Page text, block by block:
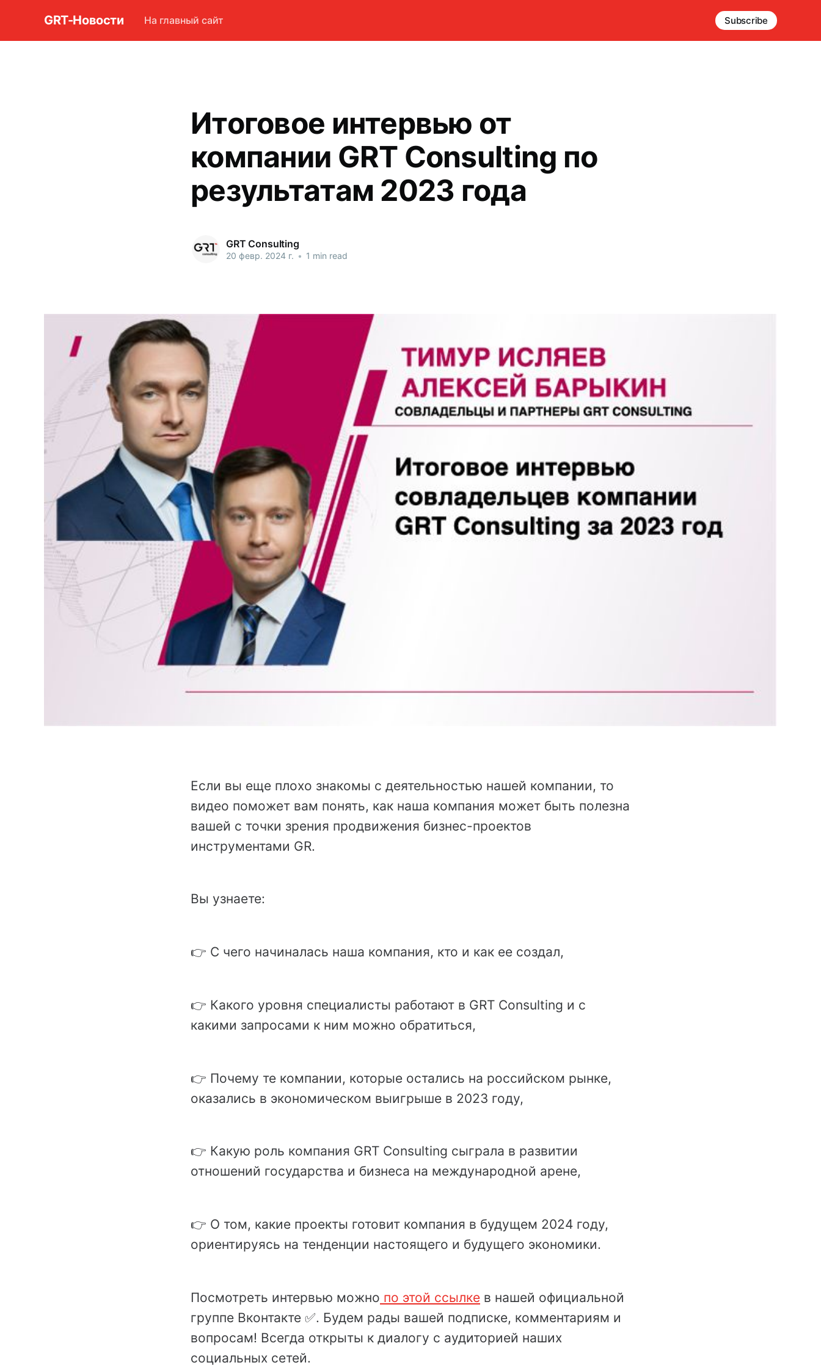
GRT-Новости На главный сайт Subscribe
Итоговое интервью от
компании GRT Consulting по
результатам 2023 года
GRT Consulting
20 февр. 2024 г. • 1 min read
Если вы еще плохо знакомы с деятельностью нашей компании, то
видео поможет вам понять, как наша компания может быть полезна
вашей с точки зрения продвижения бизнес-проектов
инструментами GR.
Вы узнаете:
👉 С чего начиналась наша компания, кто и как ее создал,
👉 Какого уровня специалисты работают в GRT Consulting и с
какими запросами к ним можно обратиться,
👉 Почему те компании, которые остались на российском рынке,
оказались в экономическом выигрыше в 2023 году,
👉 Какую роль компания GRT Consulting сыграла в развитии
отношений государства и бизнеса на международной арене,
👉 О том, какие проекты готовит компания в будущем 2024 году,
ориентируясь на тенденции настоящего и будущего экономики.
Посмотреть интервью можно по этой ссылке в нашей официальной
группе Вконтакте ✅. Будем рады вашей подписке, комментариям и
вопросам! Всегда открыты к диалогу с аудиторией наших
социальных сетей.